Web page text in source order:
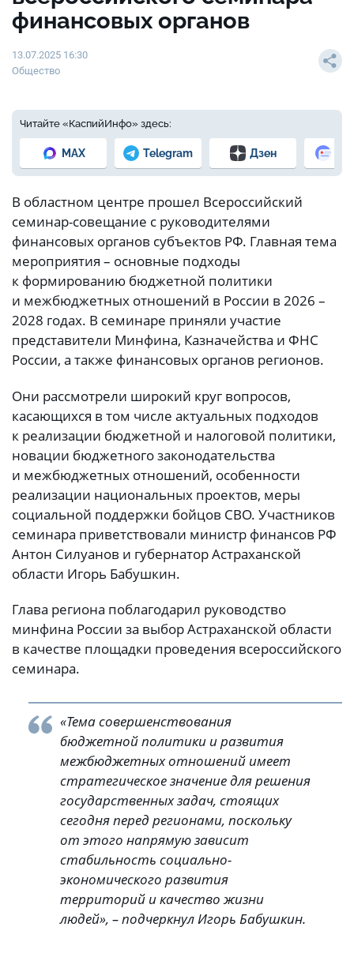
финансовых органов
13.07.2025 16:30
Общество
Читайте «КаспийИнфо» здесь:
MAX Telegram Дзен
В областном центре прошел Всероссийский
семинар-совещание с руководителями
финансовых органов субъектов РФ. Главная тема
мероприятия – основные подходы
к формированию бюджетной политики
и межбюджетных отношений в России в 2026 –
2028 годах. В семинаре приняли участие
представители Минфина, Казначейства и ФНС
России, а также финансовых органов регионов.
Они рассмотрели широкий круг вопросов,
касающихся в том числе актуальных подходов
к реализации бюджетной и налоговой политики,
новации бюджетного законодательства
и межбюджетных отношений, особенности
реализации национальных проектов, меры
социальной поддержки бойцов СВО. Участников
семинара приветствовали министр финансов РФ
Антон Силуанов и губернатор Астраханской
области Игорь Бабушкин.
Глава региона поблагодарил руководство
минфина России за выбор Астраханской области
в качестве площадки проведения всероссийского
семинара.
«Тема совершенствования
бюджетной политики и развития
межбюджетных отношений имеет
стратегическое значение для решения
государственных задач, стоящих
сегодня перед регионами, поскольку
от этого напрямую зависит
стабильность социально-
экономического развития
территорий и качество жизни
людей», – подчеркнул Игорь Бабушкин.